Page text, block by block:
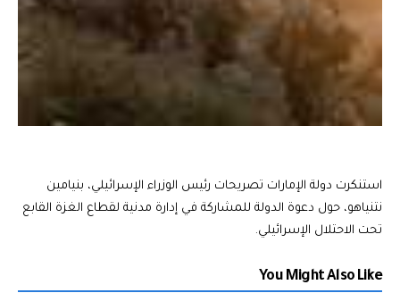
استنكرت دولة الإمارات تصريحات رئيس الوزراء الإسرائيلي، بنيامين
نتنياهو، حول دعوة الدولة للمشاركة في إدارة مدنية لقطاع الغزة القابع
تحت الاحتلال الإسرائيلي.
You Might Also Like